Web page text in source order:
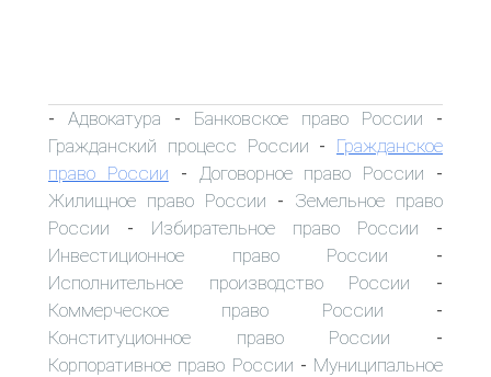
- Адвокатура - Банковское право России -
Гражданский процесс России - Гражданское
право России - Договорное право России -
Жилищное право России - Земельное право
России - Избирательное право России -
Инвестиционное право России -
Исполнительное производство России -
Коммерческое право России -
Конституционное право России -
Корпоративное право России - Муниципальное